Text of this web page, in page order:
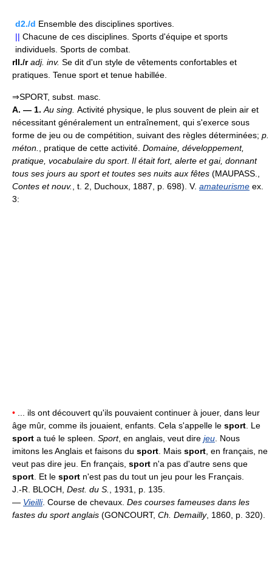
d2./d Ensemble des disciplines sportives.
|| Chacune de ces disciplines. Sports d'équipe et sports
individuels. Sports de combat.
rII./r adj. inv. Se dit d'un style de vêtements confortables et
pratiques. Tenue sport et tenue habillée.
⇒SPORT, subst. masc.
A. — 1. Au sing. Activité physique, le plus souvent de plein air et
nécessitant généralement un entraînement, qui s'exerce sous
forme de jeu ou de compétition, suivant des règles déterminées; p.
méton.
, pratique de cette activité. Domaine, développement,
pratique, vocabulaire du sport. Il était fort, alerte et gai, donnant
tous ses jours au sport et toutes ses nuits aux fêtes (MAUPASS.,
Contes et nouv.
, t. 2, Duchoux, 1887, p. 698). V. amateurisme ex.
3:
• ... ils ont découvert qu'ils pouvaient continuer à jouer, dans leur
âge mûr, comme ils jouaient, enfants. Cela s'appelle le sport . Le
sport a tué le spleen. Sport, en anglais, veut dire jeu . Nous
imitons les Anglais et faisons du sport . Mais sport , en français, ne
veut pas dire jeu. En français, sport n'a pas d'autre sens que
sport . Et le sport n'est pas du tout un jeu pour les Français.
J.-R. BLOCH, Dest. du S.
, 1931, p. 135.
— Vieilli. Course de chevaux. Des courses fameuses dans les
fastes du sport anglais (GONCOURT, Ch. Demailly, 1860, p. 320).